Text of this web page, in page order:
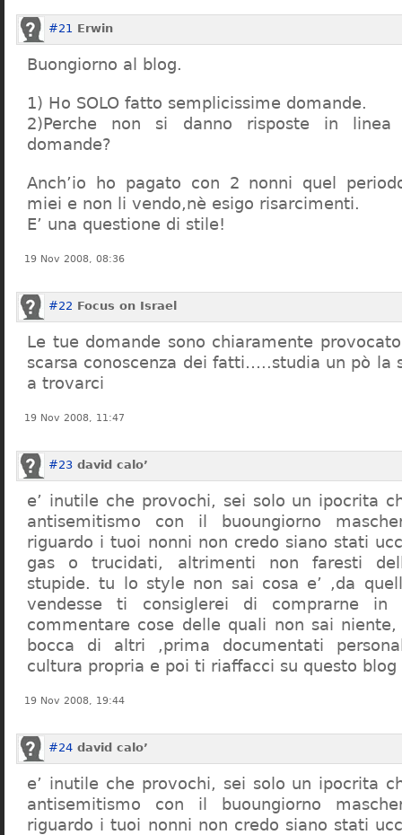
#21 Erwin
Buongiorno al blog.
1) Ho SOLO fatto semplicissime domande.
2)Perche non si danno risposte in
domande?
Anch’io ho pagato con 2 nonni quel
miei e non li vendo,nè esigo risarcimenti.
E’ una questione di stile!
19 Nov 2008, 08:36
#22 Focus on Israel
Le tue domande sono chiaramente
scarsa conoscenza dei fatti…..studia un pò la
a trovarci
19 Nov 2008, 11:47
#23 david calo’
e’ inutile che provochi, sei solo un ipocrita
antisemitismo con il buoungiorno
riguardo i tuoi nonni non credo siano stati
gas o trucidati, altrimenti non faresti
stupide. tu lo style non sai cosa e’ ,da
vendesse ti consiglerei di comprarne in
commentare cose delle quali non sai
bocca di altri ,prima documentati
cultura propria e poi ti riaffacci su questo blog
19 Nov 2008, 19:44
#24 david calo’
e’ inutile che provochi, sei solo un ipocrita
antisemitismo con il buoungiorno
riguardo i tuoi nonni non credo siano stati